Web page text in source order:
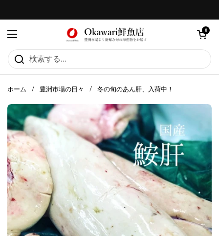
メニューを開く
カートを
0
ホーム / 豊洲市場の日々 / 冬の旬のあん肝、入荷中！